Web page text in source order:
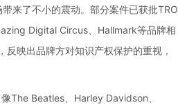
来了不小的震动。部分案件已获批TRO
Digital Circus、Hallmark等品牌相
映出品牌方对知识产权保护的重视，
The Beatles、Harley Davidson、